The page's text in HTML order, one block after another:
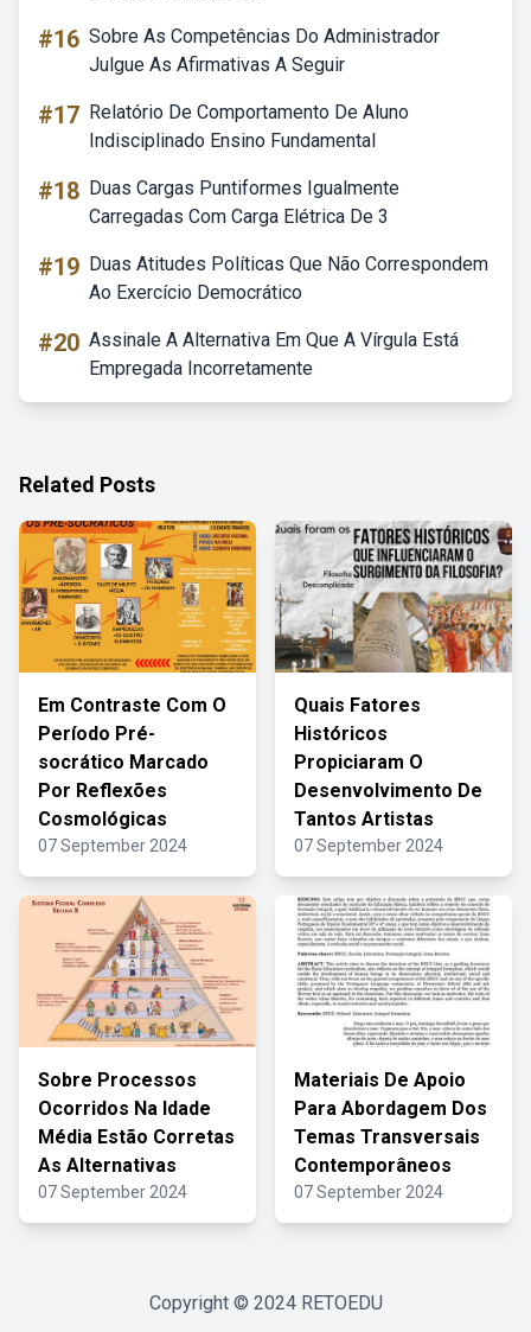
#16 Sobre As Competências Do Administrador
Julgue As Afirmativas A Seguir
#17 Relatório De Comportamento De Aluno
Indisciplinado Ensino Fundamental
#18 Duas Cargas Puntiformes Igualmente
Carregadas Com Carga Elétrica De 3
#19 Duas Atitudes Políticas Que Não Correspondem
Ao Exercício Democrático
#20 Assinale A Alternativa Em Que A Vírgula Está
Empregada Incorretamente
Related Posts
Em Contraste Com O
Período Pré-
socrático Marcado
Por Reflexões
Cosmológicas
07 September 2024
Quais Fatores
Históricos
Propiciaram O
Desenvolvimento De
Tantos Artistas
07 September 2024
Sobre Processos
Ocorridos Na Idade
Média Estão Corretas
As Alternativas
07 September 2024
Materiais De Apoio
Para Abordagem Dos
Temas Transversais
Contemporâneos
07 September 2024
Copyright © 2024 RETOEDU